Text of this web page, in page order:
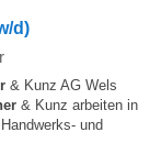
d)
& Kunz AG Wels
& Kunz arbeiten in
und